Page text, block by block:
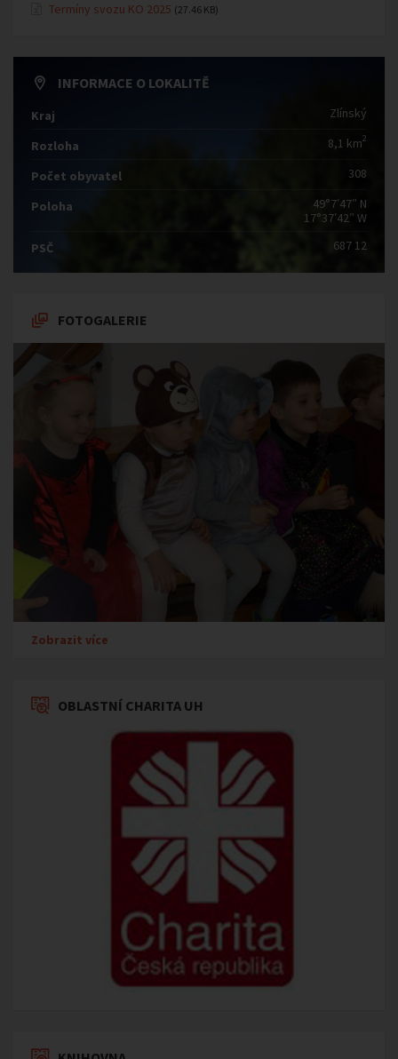
Termíny svozu KO 2025 (27.46 KB)
INFORMACE O LOKALITĚ
Kraj Zlínský
Rozloha 8,1 km2
Počet obyvatel 308
Poloha
49°7′47″ N
17°37′42″ W
PSČ
687 12
FOTOGALERIE
Zobrazit více
OBLASTNÍ CHARITA UH